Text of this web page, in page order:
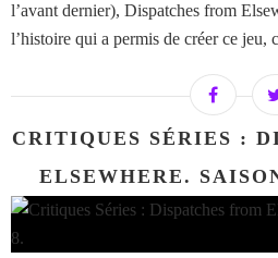
l’avant dernier), Dispatches from
l’histoire qui a permis de créer ce jeu,
CRITIQUES SÉRIES :
ELSEWHERE.